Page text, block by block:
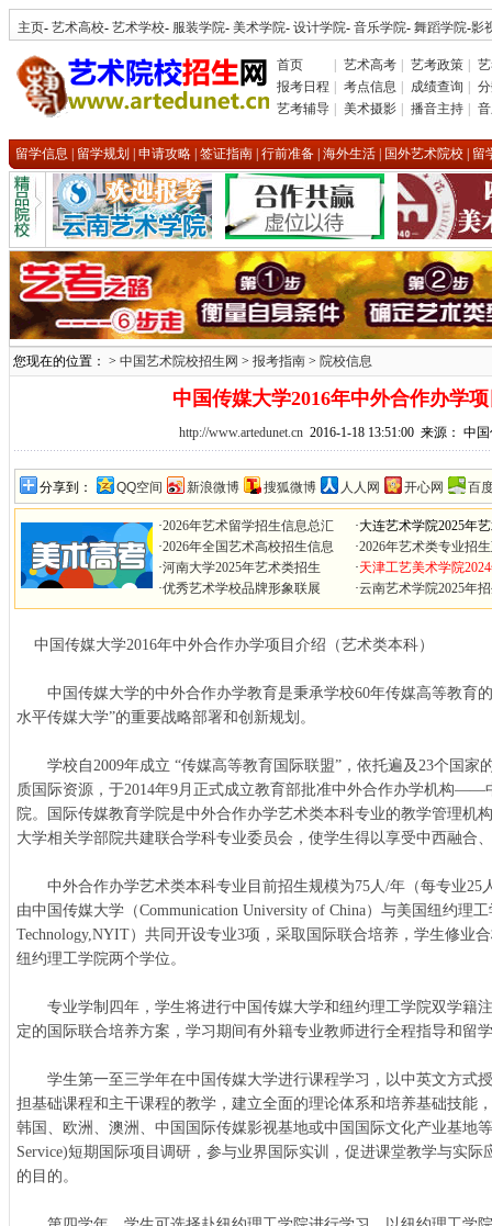
主页- 艺术高校- 艺术学校- 服装学院- 美术学院- 设计学院- 音乐学院- 舞蹈学院-影
首页 艺术高考 艺考政策
报考日程
考点信息 成绩查询
艺考辅导
美术摄影 播音主持
留学信息 留学规划 申请攻略 签证指南 行前准备 海外生活 国外艺术院校 留
您现在的位置： > 中国艺术院校招生网 > 报考指南 > 院校信息
中国传媒大学2016年中外合作办学
http://www.artedunet.cn2016-1-18 13:51:00 来源： 中
分享到： QQ空间 新浪微博 搜狐微博 人人网 开心网 百
·2026年艺术留学招生信息总汇
·2026年全国艺术高校招生信息
·河南大学2025年艺术类招生
·优秀艺术学校品牌形象联展
·大连艺术学院2025年
·2026年艺术类专业招
·天津工艺美术学院
·云南艺术学院2025年
中国传媒大学2016年中外合作办学项目介绍（艺术类本科）
中国传媒大学的中外合作办学教育是秉承学校60年传媒高等教育
水平传媒大学”的重要战略部署和创新规划。
学校自2009年成立 “传媒高等教育国际联盟”，依托遍及23个国家
质国际资源，于2014年9月正式成立教育部批准中外合作办学机构——
院。国际传媒教育学院是中外合作办学艺术类本科专业的教学管理机
大学相关学部院共建联合学科专业委员会，使学生得以享受中西融合
中外合作办学艺术类本科专业目前招生规模为75人/年（每专业25
由中国传媒大学（Communication University of China）与美国纽约理
Technology,NYIT）共同开设专业3项，采取国际联合培养，学生修业
纽约理工学院两个学位。
专业学制四年，学生将进行中国传媒大学和纽约理工学院双学籍
定的国际联合培养方案，学习期间有外籍专业教师进行全程指导和留
学生第一至三学年在中国传媒大学进行课程学习，以中英文方式
担基础课程和主干课程的教学，建立全面的理论体系和培养基础技能
韩国、欧洲、澳洲、中国国际传媒影视基地或中国国际文化产业基地
Service)短期国际项目调研，参与业界国际实训，促进课堂教学与实
的目的。